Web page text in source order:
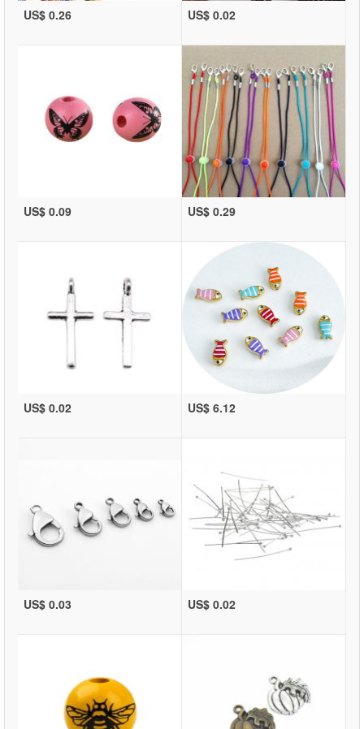
US$ 0.26 US$ 0.02
US$ 0.09 US$ 0.29
US$ 0.02 US$ 6.12
US$ 0.03 US$ 0.02